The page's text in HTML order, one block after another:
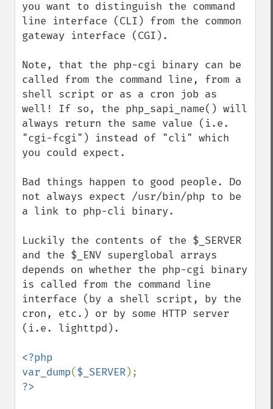
you want to distinguish the command
line interface (CLI) from the common
gateway interface (CGI).
Note, that the php-cgi binary can be
called from the command line, from a
shell script or as a cron job as
well! If so, the php_sapi_name() will
always return the same value (i.e.
"cgi-fcgi") instead of "cli" which
you could expect.
Bad things happen to good people. Do
not always expect /usr/bin/php to be
a link to php-cli binary.
Luckily the contents of the $_SERVER
and the $_ENV superglobal arrays
depends on whether the php-cgi binary
is called from the command line
interface (by a shell script, by the
cron, etc.) or by some HTTP server
(i.e. lighttpd).
<?php
var_dump($_SERVER